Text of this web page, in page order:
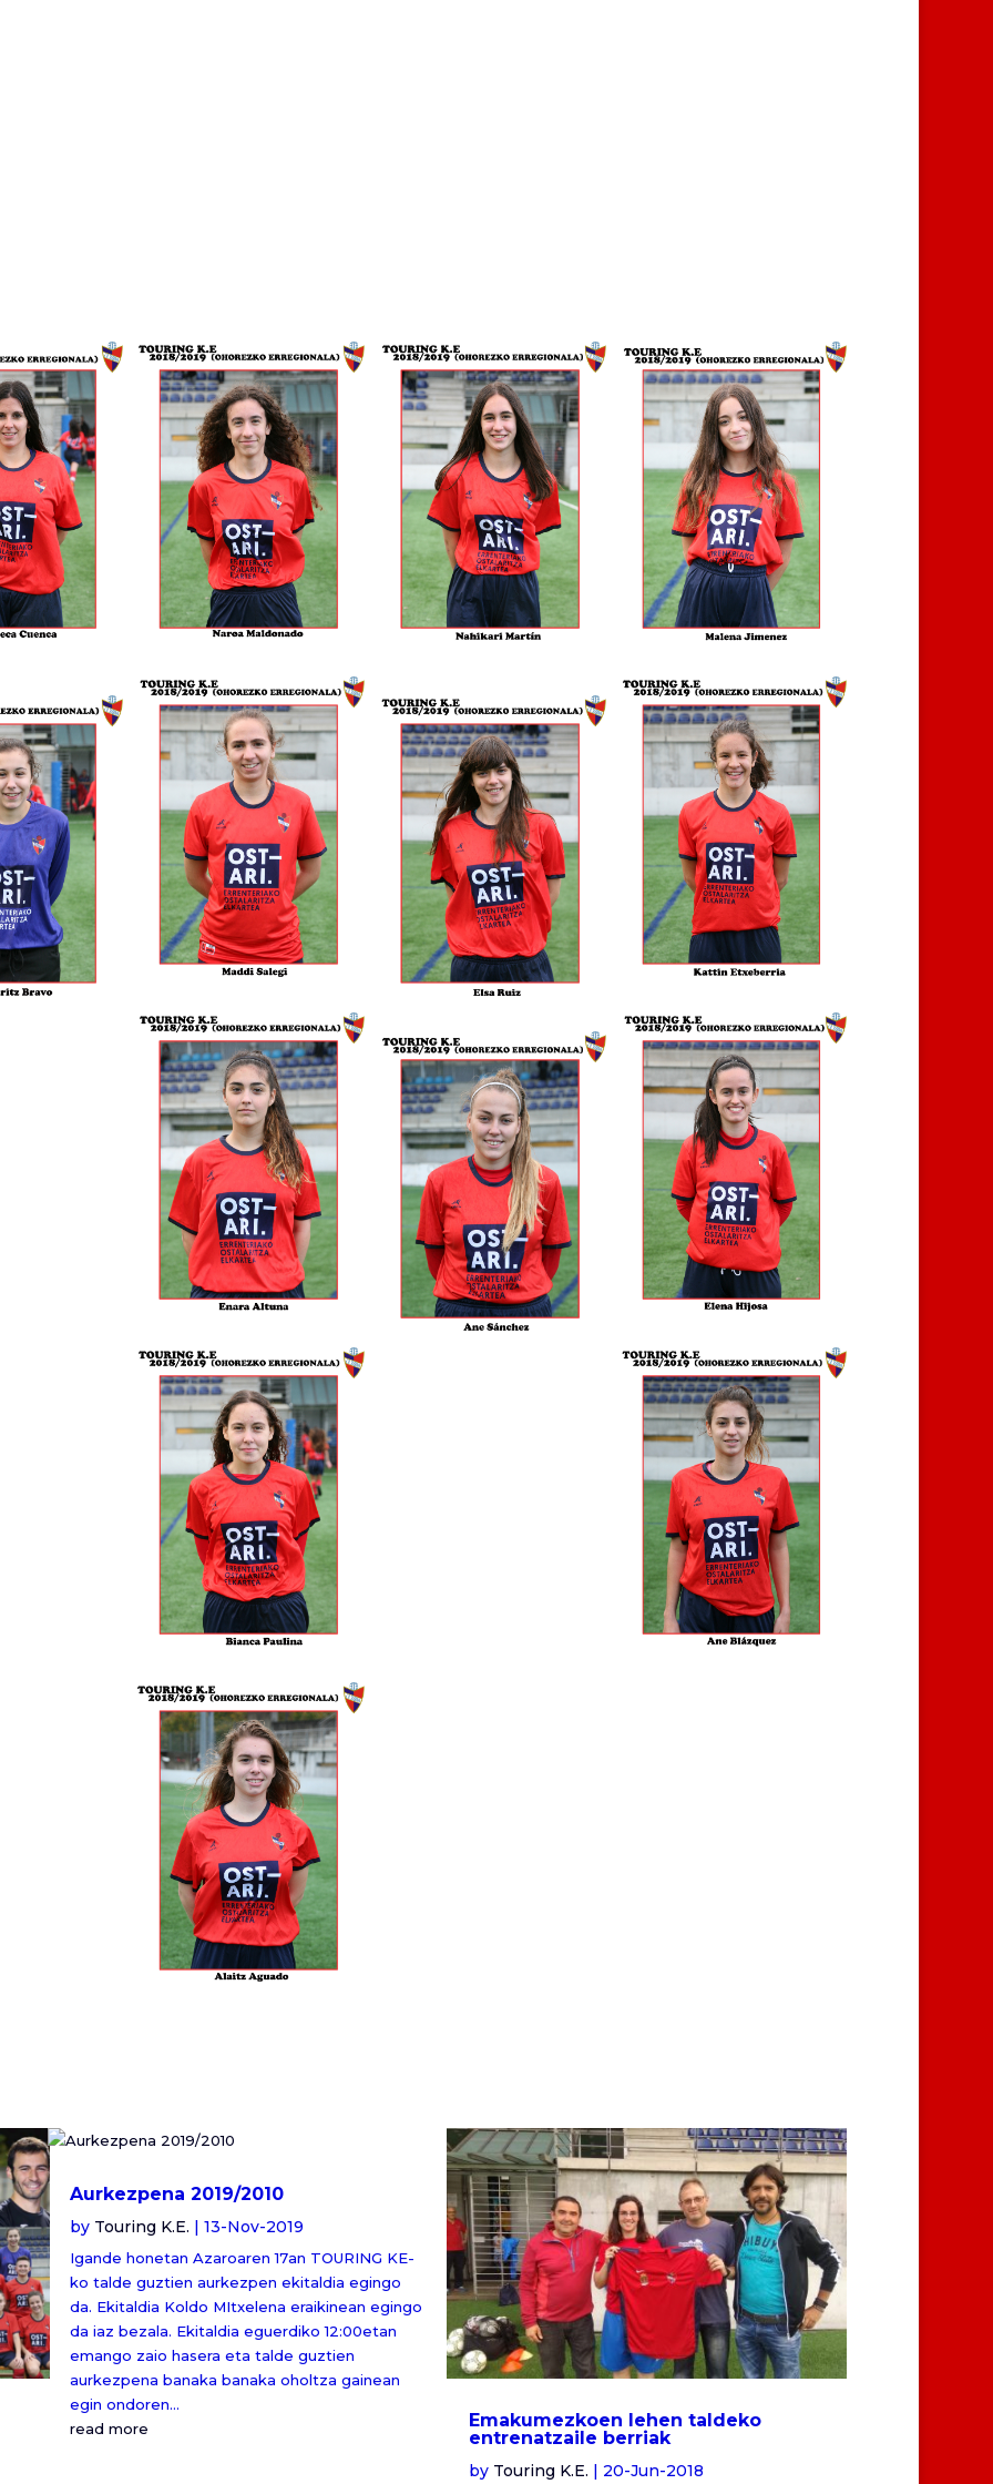
Aurkezpena 2019/2010
by Touring K.E. |13-Nov-2019
Igande honetan Azaroaren 17an TOURING KE-
ko talde guztien aurkezpen ekitaldia egingo
da. Ekitaldia Koldo MItxelena eraikinean egingo
da iaz bezala. Ekitaldia eguerdiko 12:00etan
emango zaio hasera eta talde guztien
aurkezpena banaka banaka oholtza gainean
egin ondoren...
read more
Emakumezkoen lehen taldeko
entrenatzaile berriak
by Touring K.E. | 20-Jun-2018